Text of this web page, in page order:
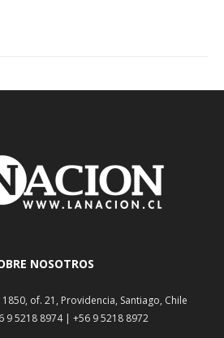
NOSOTROS
of. 21, Providencia, Santiago, Chile
9 5218 8974 | +56 9 5218 8972